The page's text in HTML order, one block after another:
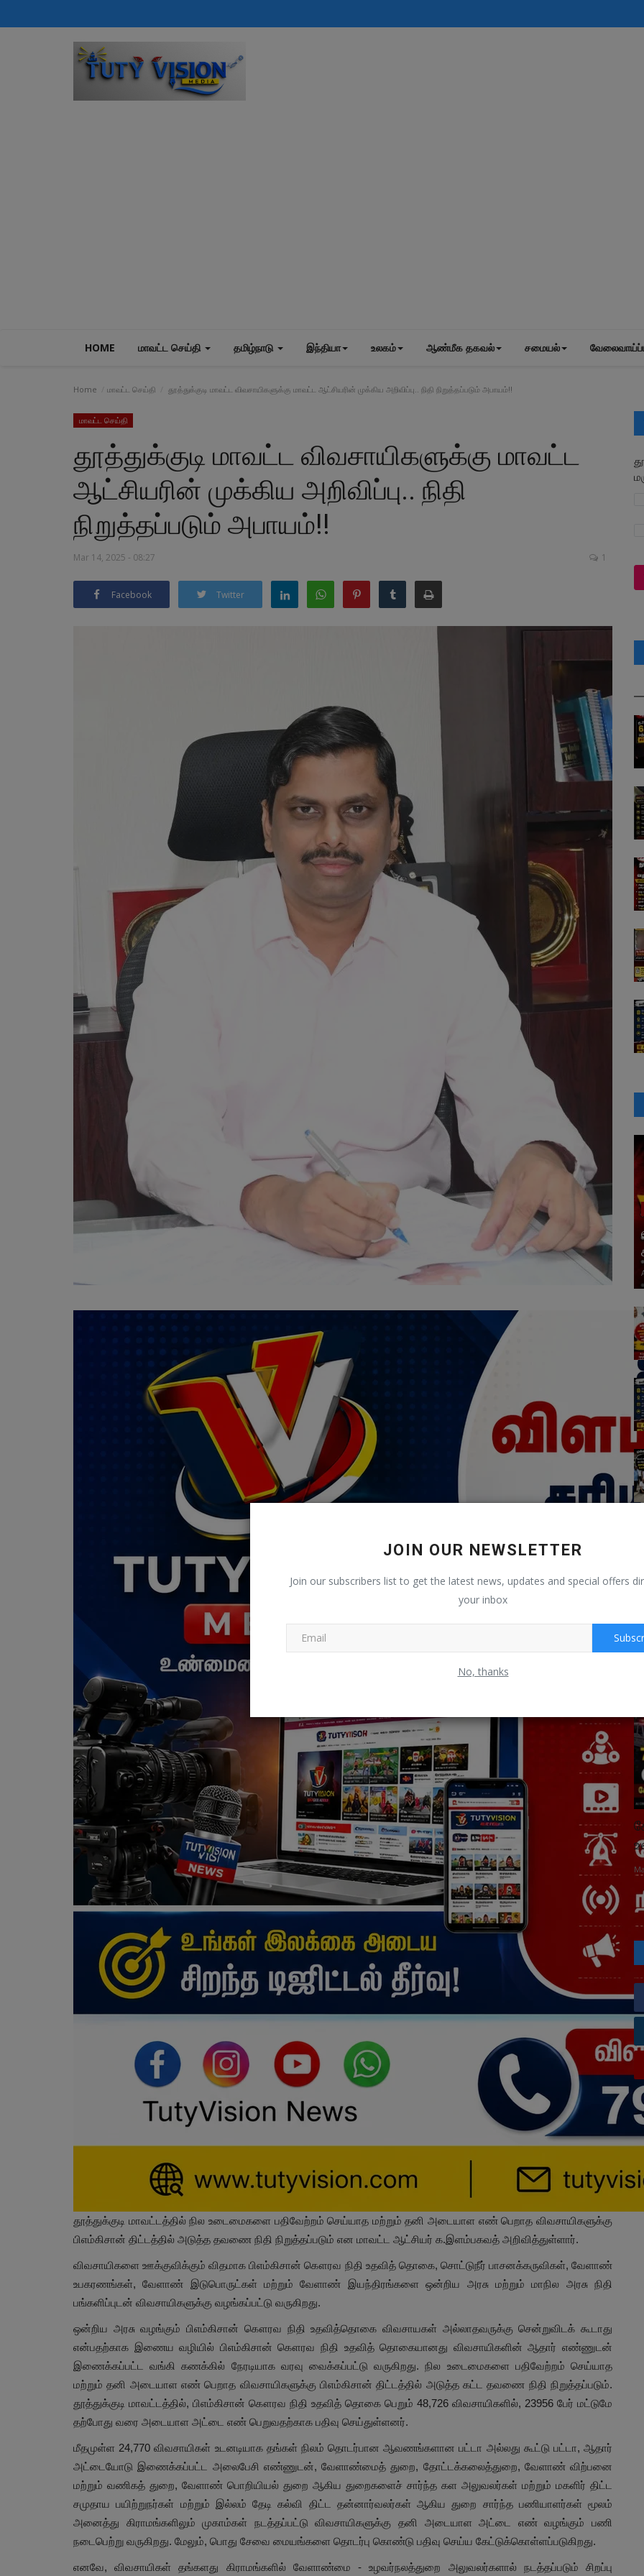
HOME மாவட்ட செய்தி தமிழ்நாடு இந்தியா உலகம் ஆண்மீக தகவல் சமையல்
JOIN OUR NEWSLETTER
Join our subscribers list to get the latest news, updates and special offers
your inbox
No, thanks
Home மாவட்ட செய்தி தூத்துக்குடி மாவட்ட விவசாயிகளுக்கு மாவட்ட ஆட்சியரின் முக்கிய அறிவிப்பு.. நிதி நிறுத்தப்படும் அபாயம்!!
மாவட்ட செய்தி
தூத்துக்குடி மாவட்ட விவசாயிகளுக்கு மாவட்ட
ஆட்சியரின் முக்கிய அறிவிப்பு.. நிதி
நிறுத்தப்படும் அபாயம்!!
Mar 14, 2025 - 08:27 1
Facebook Twitter
தூத்துக்குடி மாவட்டத்தில் நில உடைமைகளை பதிவேற்றம் செய்யாத மற்றும் தனி அடையாள எண் பெறாத விவசாயிகளுக்கு
பிஎம்கிசான் திட்டத்தில் அடுத்த தவணை நிதி நிறுத்தப்படும் என மாவட்ட ஆட்சியர் க.இளம்பகவத் அறிவித்துள்ளார்.
விவசாயிகளை ஊக்குவிக்கும் விதமாக பிஎம்கிசான் கௌரவ நிதி உதவித் தொகை, சொட்டுநீர் பாசனக்கருவிகள், வேளாண்
உபகரணங்கள், வேளாண் இடுபொருட்கள் மற்றும் வேளாண் இயந்திரங்களை ஒன்றிய அரசு மற்றும் மாநில அரசு நிதி
பங்களிப்புடன் விவசாயிகளுக்கு வழங்கப்பட்டு வருகிறது.
ஒன்றிய அரசு வழங்கும் பிஎம்கிசான் கௌரவ நிதி உதவித்தொகை விவசாயகள் அல்லாதவருக்கு சென்றுவிடக் கூடாது
என்பதற்காக இணைய வழியில் பிஎம்கிசான் கௌரவ நிதி உதவித் தொகையானது விவசாயிகளின் ஆதார் எண்ணுடன்
இணைக்கப்பட்ட வங்கி கணக்கில் நேரடியாக வரவு வைக்கப்பட்டு வருகிறது. நில உடைமைகளை பதிவேற்றம் செய்யாத
மற்றும் தனி அடையாள எண் பெறாத விவசாயிகளுக்கு பிஎம்கிசான் திட்டத்தில் அடுத்த கட்ட தவணை நிதி நிறுத்தப்படும்.
தூத்துக்குடி மாவட்டத்தில், பிஎம்கிசான் கௌரவ நிதி உதவித் தொகை பெறும் 48,726 விவசாயிகளில், 23956 பேர் மட்டுமே
தற்போது வரை அடையாள அட்டை எண் பெறுவதற்காக பதிவு செய்துள்ளனர்.
மீதமுள்ள 24,770 விவசாயிகள் உடனடியாக தங்கள் நிலம் தொடர்பான ஆவணங்களான பட்டா அல்லது கூட்டு பட்டா, ஆதார்
அட்டையோடு இணைக்கப்பட்ட அலைபேசி எண்ணுடன், வேளாண்மைத் துறை, தோட்டக்கலைத்துறை, வேளாண் விற்பனை
மற்றும் வணிகத் துறை, வேளாண் பொறியியல் துறை ஆகிய துறைகளைச் சார்ந்த கள அலுவலர்கள் மற்றும் மகளிர் திட்ட
சமுதாய பயிற்றுநர்கள் மற்றும் இல்லம் தேடி கல்வி திட்ட தன்னார்வலர்கள் ஆகிய துறை சார்ந்த பணியாளர்கள் மூலம்
அனைத்து கிராமங்களிலும் முகாம்கள் நடத்தப்பட்டு விவசாயிகளுக்கு தனி அடையாள அட்டை எண் வழங்கும் பணி
நடைபெற்று வருகிறது. மேலும், பொது சேவை மையங்களை தொடர்பு கொண்டு பதிவு செய்ய கேட்டுக்கொள்ளப்படுகிறது.
எனவே, விவசாயிகள் தங்களது கிராமங்களில் வேளாண்மை - உழவர்நலத்துறை அலுவலர்களால் நடத்தப்படும் சிறப்பு
போப் ஆண்டவரின் டெல்லி பிரதிநிதி 11ம்
தேதி தூத்துக்குடி...
Jun 3, 2023 0
போப் ஆண்டவரின் டெல்லி பிரதிநிதி 11ம் தேதி தூத்துக்குடி வருகை!
அலுவல் பணியில் சென்ற வங்கி மேலாளர்,
உதவி மேலாளர் மீது தாக்குதல்:...
Aug 2, 2026